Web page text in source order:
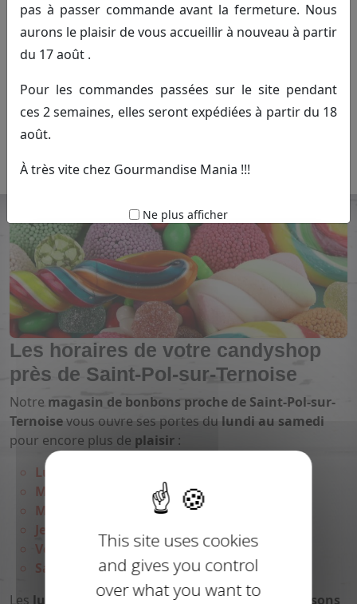
This site uses cookies
and gives you control
over what you want to
pas à passer commande avant la fermeture. Nous
aurons le plaisir de vous accueillir à nouveau à partir
du 17 août .
Pour les commandes passées sur le site pendant
ces 2 semaines, elles seront expédiées à partir du 18
août.
À très vite chez Gourmandise Mania !!!
Ne plus afficher
Sucette cœur à la fraise
1.00€ TTC
(pièce)
Les horaires de votre candyshop
près de Saint-Pol-sur-Ternoise
Notre magasin de bonbons proche de Saint-Pol-sur-
Ternoisevous ouvre ses portes du lundi au samedi
pour encore plus de plaisir :
Lundi : 14h-18h
Mardi : 9h-12h / 14h-18h
Mercredi : 9h-12h / 14h-18h
Jeudi : 14h-18h
Vendredi : 9h-12h / 14h-18h
Samedi : 9h-12h / 14h-18h
Les lundi jeudi matinssont réservés aux
livraisons